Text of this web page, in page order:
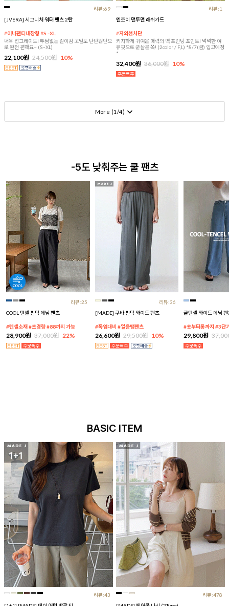
리뷰:69
[JVERA] 시그니처 워터 팬츠 2탄
#이너팬티내장형 #S~XL
더욱 업그레이드! 부담없는 길이감 고밀도 탄탄원단으
로 완전 편해요~ (S~XL)
22,100원 24,500원 10%
리뷰:1
엔조이 맨투맨 래쉬가드
#자외선차단
키치하게 귀여운 매력의 백 프린팅 포인트! 넉넉한 여
유핏으로 군살은 쏙! (2color / F,L) *8/7(금) 입고예정
*
32,400원 36,000원 10%
More (1 /4)
-5도 낮춰주는 쿨 팬츠
리뷰:25
COOL 텐셀 핀턱 데님 팬츠
#텐셀소재 #초경량 #88까지 가능
28,900원 37,000원 22%
리뷰:36
[MADE] 쿠바 핀턱 와이드 팬츠
#폭염대비 #얼음땡팬츠
26,600원 29,500원 10%
쿨텐셀 와이드 데님 팬
#숏부터롱까지 #3단
29,800원
BASIC ITEM
리뷰:43
리뷰:478